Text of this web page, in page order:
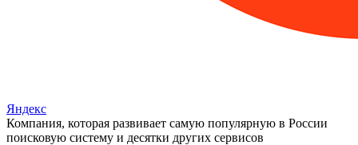
Яндекс
Компания, которая развивает самую популярную в России
поисковую систему и десятки других сервисов